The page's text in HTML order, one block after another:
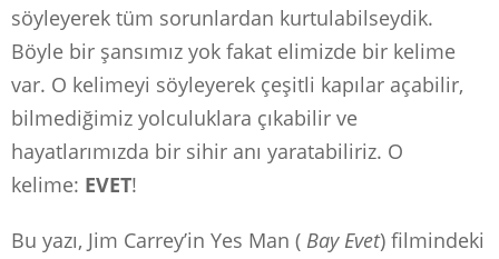
söyleyerek tüm sorunlardan kurtulabilseydik.
Böyle bir şansımız yok fakat elimizde bir kelime
var. O kelimeyi söyleyerek çeşitli kapılar açabilir,
bilmediğimiz yolculuklara çıkabilir ve
hayatlarımızda bir sihir anı yaratabiliriz. O
kelime: EVET!
Bu yazı, Jim Carrey’in Yes Man ( Bay Evet) filmindeki